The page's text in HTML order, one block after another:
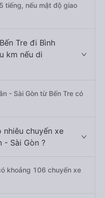
tiếng, nếu mật độ giao
Tre đi Bình
km nếu di
- Sài Gòn từ Bến Tre có
nhiêu chuyến xe
- Sài Gòn ?
khoảng 106 chuyến xe